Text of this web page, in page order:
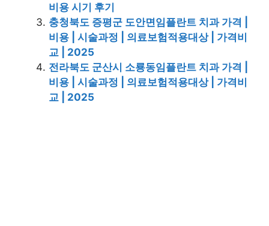
비용 시기 후기
충청북도 증평군 도안면임플란트 치과 가격 |
비용 | 시술과정 | 의료보험적용대상 | 가격비
교 | 2025
전라북도 군산시 소룡동임플란트 치과 가격 |
비용 | 시술과정 | 의료보험적용대상 | 가격비
교 | 2025